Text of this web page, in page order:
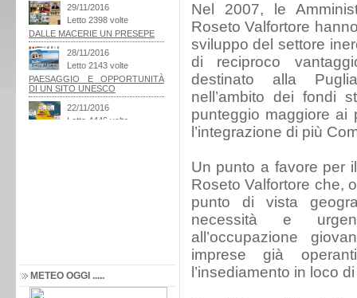
METEO OGGI .....
Nel 2007, le
Roseto Valfortore
sviluppo del settore
di reciproco
destinato alla
nell’ambito dei fondi
punteggio maggiore ai
l’integrazione di più
Un punto a favore per
Roseto Valfortore che,
punto di vista
necessità e
all’occupazione
imprese già
l’insediamento in loco